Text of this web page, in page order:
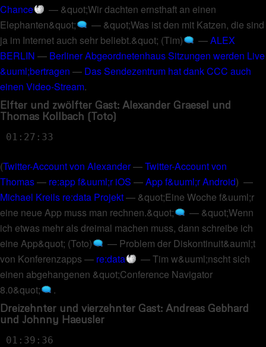
Chance
— &quot;Wir dachten ernsthaft an einen
Elephanten&quot;
— &quot;Was ist den mit Katzen, die sind
ja im Internet auch sehr beliebt.&quot; (Tim)
—ALEX
BERLIN — Berliner Abgeordnetenhaus Sitzungen werden Live
&uuml;bertragen — Das Sendezentrum hat dank CCC auch
einen Video-Stream.
Elfter und zwölfter Gast: Alexander Graesel und
Thomas Kollbach (Toto)
01:27:33
(Twitter-Account von Alexander—Twitter-Account von
Thomas— re:app f&uuml;r iOS —App f&uuml;r Android) —
Michael Kreils re:data Projekt— &quot;Eine Woche f&uuml;r
eine neue App muss man rechnen.&quot;
— &quot;Wenn
ich etwas mehr als dreimal machen muss, dann schreibe ich
eine App&quot; (Toto)
— Problem der Diskontinuit&auml;t
von Konferenzapps — re:data —Tim w&uuml;nscht sich
einen abgehangenen &quot;Conference Navigator
8.0&quot;
.
Dreizehnter und vierzehnter Gast: Andreas Gebhard
und Johnny Haeusler
01:39:36